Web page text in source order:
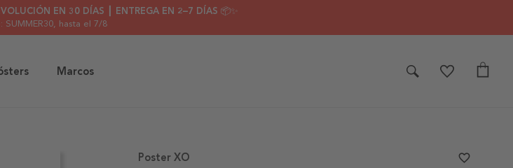
EN 30 DÍAS ┃ ENTREGA EN 2–7 DÍAS 📦✨
SUMMER30, hasta el 7/8
Marcos
Poster XO favorite_border